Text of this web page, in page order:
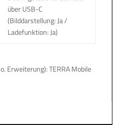
über USB-C
(Bilddarstellung: Ja /
Ladefunktion: Ja)
Erweiterung): TERRA Mobile